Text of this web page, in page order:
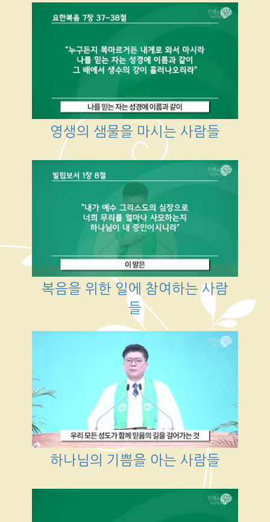
영생의 샘물을 마시는 사람들
복음을 위한 일에 참여하는 사람
들
하나님의 기쁨을 아는 사람들